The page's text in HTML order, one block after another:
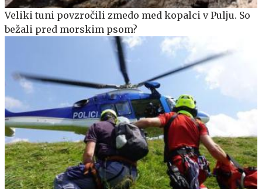
Veliki tuni povzročili zmedo med kopalci v Pulju. So
bežali pred morskim psom?